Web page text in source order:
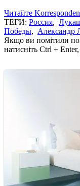
Читайте
ТЕГИ: Россия,
Победы, Александр
Якщо ви помітили
натисніть Ctrl +